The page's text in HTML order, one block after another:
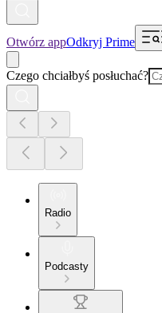
Otwórz appOdkryj Prime
Czego chciałbyś posłuchać?
Radio
Podcasty